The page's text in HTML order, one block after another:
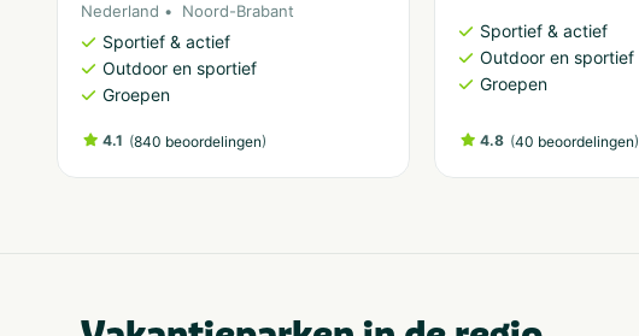
Nederland Noord-Brabant
Sportief & actief
Outdoor en sportief
Groepen
4.1 (840 beoordelingen)
Sportief & actief
Outdoor en sportief
Groepen
4.8 (40 beoordelingen)